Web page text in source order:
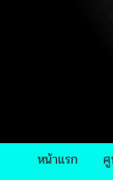
หน้าแรก